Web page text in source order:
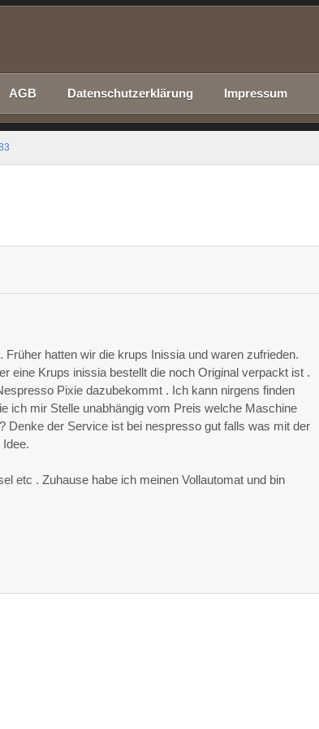
AGB Datenschutzerklärung Impressum
hatten wir die krups Inissia und waren zufrieden.
eine Krups inissia bestellt die noch Original verpackt ist .
Pixie dazubekommt . Ich kann nirgens finden
ich mir Stelle unabhängig vom Preis welche Maschine
Denke der Service ist bei nespresso gut falls was mit der
etc . Zuhause habe ich meinen Vollautomat und bin